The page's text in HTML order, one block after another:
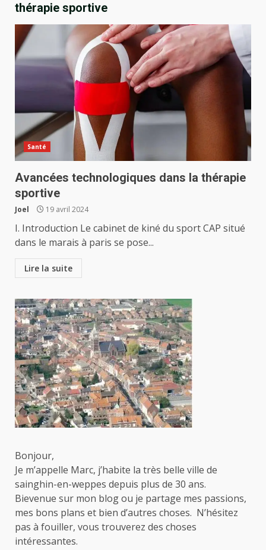
thérapie sportive
Santé
Avancées technologiques dans la thérapie
sportive
Joel 19 avril 2024
I. Introduction Le cabinet de kiné du sport CAP situé
dans le marais à paris se pose...
Lire la suite
Bonjour,
Je m’appelle Marc, j’habite la très belle ville de
sainghin-en-weppes depuis plus de 30 ans.
Bievenue sur mon blog ou je partage mes passions,
mes bons plans et bien d’autres choses. N’hésitez
pas à fouiller, vous trouverez des choses
intéressantes.